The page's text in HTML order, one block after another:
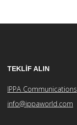
TEKLİF ALIN
IPPA Communications
info@ippaworld.com